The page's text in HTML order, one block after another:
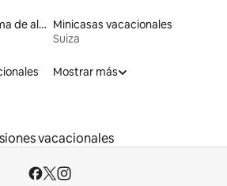
Alojamientos con cama de altura accesible Minicasas vacacionales
Suiza
Mostrar más
vacacionales